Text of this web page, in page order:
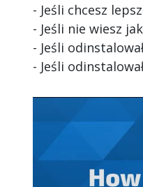
- Jeśli chcesz
- Jeśli nie wiesz
- Jeśli
- Jeśli